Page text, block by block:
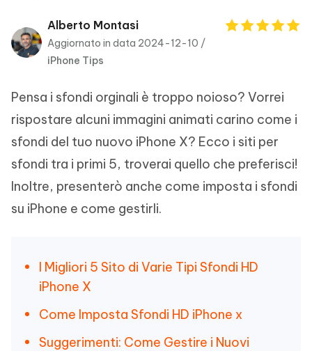
PDNob
PDF
Editor
New
iAnyGo
Alberto Montasi
Aggiornato in data 2024-12-10 /
iPhone Tips
Pensa i sfondi orginali è troppo noioso? Vorrei
rispostare alcuni immagini animati carino come i
sfondi del tuo nuovo iPhone X? Ecco i siti per
sfondi tra i primi 5, troverai quello che preferisci!
Inoltre, presenterò anche come imposta i sfondi
su iPhone e come gestirli.
I Migliori 5 Sito di Varie Tipi Sfondi HD
iPhone X
Come Imposta Sfondi HD iPhone x
Suggerimenti: Come Gestire i Nuovi